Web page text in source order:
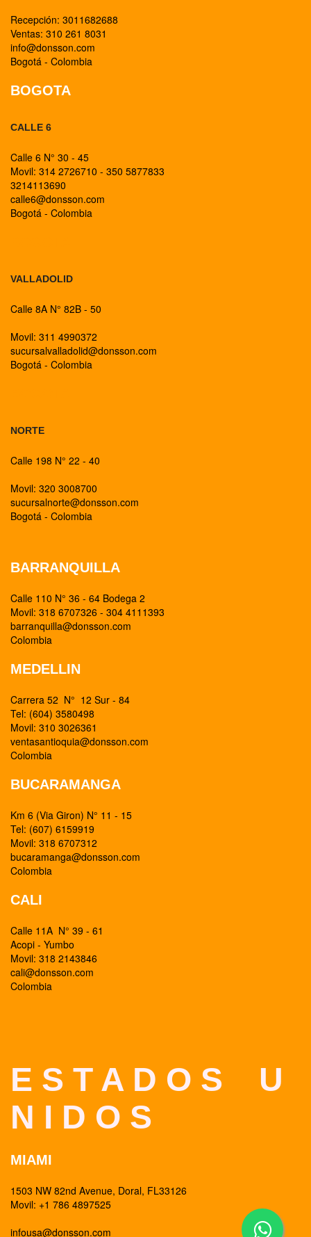
Recepción: 3011682688
Ventas: 310 261 8031
info@donsson.com
Bogotá - Colombia
BOGOTA
CALLE 6
Calle 6 N° 30 - 45
Movil: 314 2726710 - 350 5877833
3214113690
calle6@donsson.com
Bogotá - Colombia
VALLADOLID
Calle 8A N° 82B - 50
Movil: 311 4990372
sucursalvalladolid@donsson.com
Bogotá - Colombia
NORTE
Calle 198 N° 22 - 40
Movil: 320 3008700
sucursalnorte@donsson.com
Bogotá - Colombia
BARRANQUILLA
Calle 110 N° 36 - 64 Bodega 2
Movil: 318 6707326 - 304 4111393
barranquilla@donsson.com
Colombia
MEDELLIN
Carrera 52 N° 12 Sur - 84
Tel: (604) 3580498
Movil: 310 3026361
ventasantioquia@donsson.com
Colombia
BUCARAMANGA
Km 6 (Via Giron) N° 11 - 15
Tel: (607) 6159919
Movil: 318 6707312
bucaramanga@donsson.com
Colombia
CALI
Calle 11A N° 39 - 61
Acopi - Yumbo
Movil: 318 2143846
cali@donsson.com
Colombia
E S T A D O S U
N I D O S
MIAMI
1503 NW 82nd Avenue, Doral, FL33126
Movil: +1 786 4897525
infousa@donsson.com